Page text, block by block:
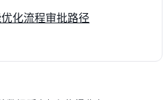
化流程审批路径